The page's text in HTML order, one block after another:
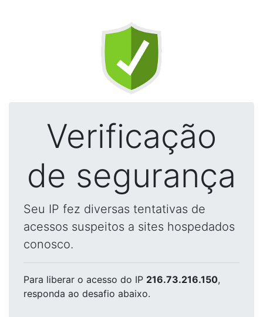
Verificação
de segurança
Seu IP fez diversas tentativas de
acessos suspeitos a sites hospedados
conosco.
Para liberar o acesso do IP 216.73.216.150,
responda ao desafio abaixo.